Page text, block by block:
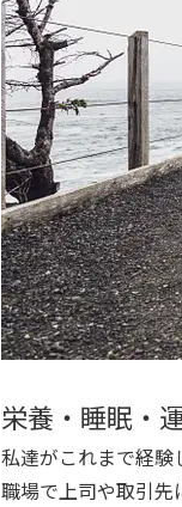
栄養・睡眠・
私達がこれまで経
職場で上司や取引先